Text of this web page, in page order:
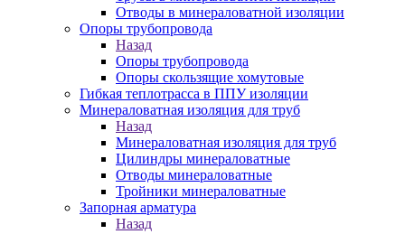
Отводы в минераловатной изоляции
Опоры трубопровода
Назад
Опоры трубопровода
Опоры скользящие хомутовые
Гибкая теплотрасса в ППУ изоляции
Минераловатная изоляция для труб
Назад
Минераловатная изоляция для труб
Цилиндры минераловатные
Отводы минераловатные
Тройники минераловатные
Запорная арматура
Назад